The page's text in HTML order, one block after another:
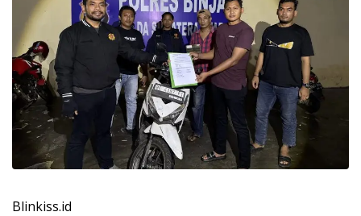
Blinkiss.id